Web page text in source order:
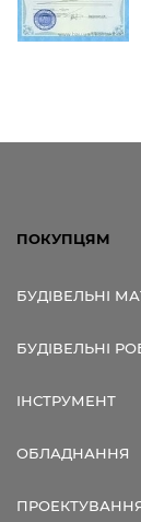
ПОКУПЦЯМ
БУДІВЕЛЬНІ
БУДІВЕЛЬНІ
ІНСТРУМЕНТ
ОБЛАДНАННЯ